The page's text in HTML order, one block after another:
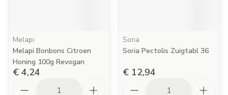
Melapi
Melapi Bonbons Citroen
Honing 100g Revogan
€ 4,24
Soria
Soria Pectolis Zuigtabl 36
€ 12,94